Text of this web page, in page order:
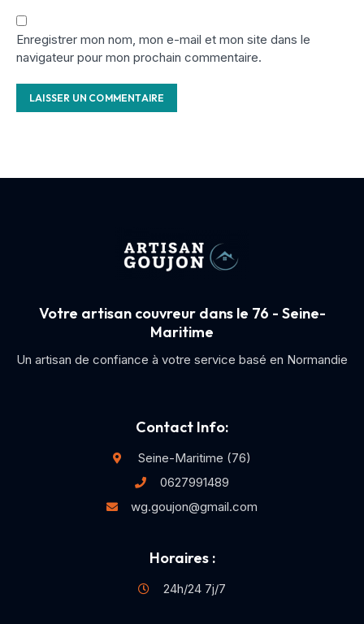
Enregistrer mon nom, mon e-mail et mon site dans le
navigateur pour mon prochain commentaire.
Votre artisan couvreur dans le 76 - Seine-
Maritime
Un artisan de confiance à votre service basé en Normandie
Contact Info:
Seine-Maritime (76)
0627991489
wg.goujon@gmail.com
Horaires :
24h/24 7j/7